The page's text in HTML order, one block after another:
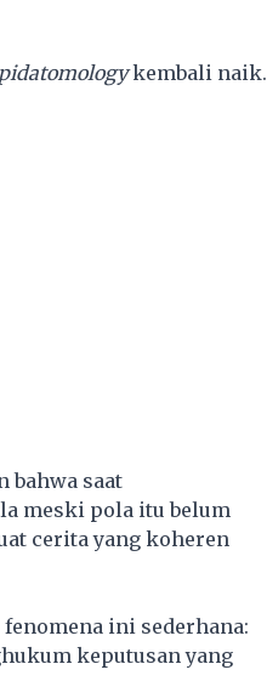
pidatomologykembali naik.
bahwa saat
meski pola itu belum
cerita yang koheren
ini sederhana:
keputusan yang